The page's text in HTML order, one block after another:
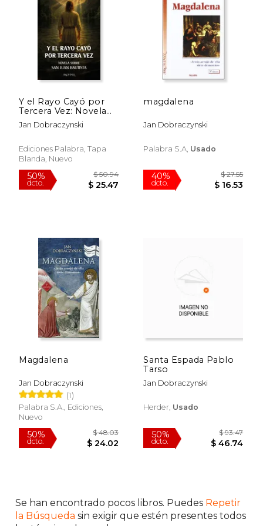
12%
dcto.
Y el Rayo Cayó por
Tercera Vez: Novela
Sobre san Juan
Bautista
Jan Dobraczynski
Ediciones Palabra, Tapa
Blanda, Nuevo
50%
dcto. $ 25.47
magdalena
Jan Dobraczynski
Palabra S.a, Usado
40%
Magdalena
Jan Dobraczynski
(1)
Palabra S.A., Ediciones,
Nuevo
Santa Espada Pablo
Tarso
Jan Dobraczynski
Herder, Usado
Se han encontrado pocos libros. Puedes Repetir
la Búsqueda sin exigir que estén presentes todos